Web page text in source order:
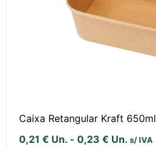
Caixa Retangular Kraft 650ml
0,21 € Un. - 0,23 € Un. s/ IVA